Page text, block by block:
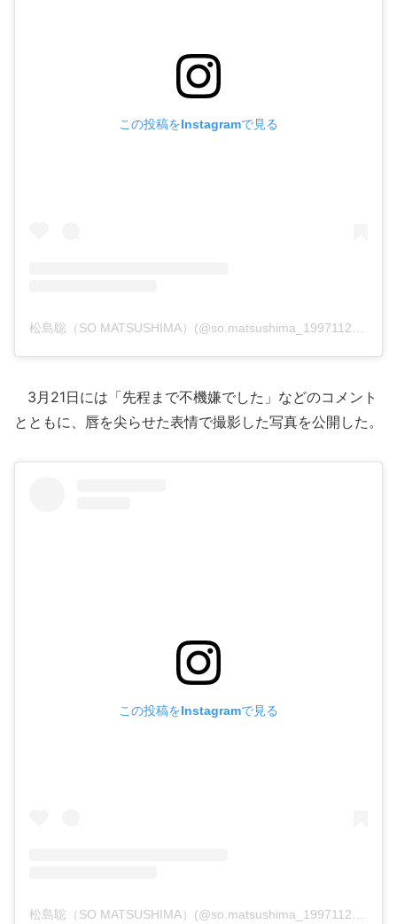
この投稿をInstagramで見る
3月21日には「先程まで不機嫌でした」などのコメント
とともに、唇を尖らせた表情で撮影した写真を公開した。
この投稿をInstagramで見る